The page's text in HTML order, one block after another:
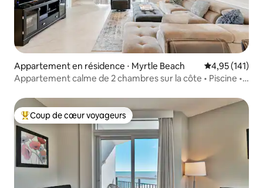
Appartement en résidence ⋅ Myrtle Beach Évaluation
4,95 (141)
Appartement calme de 2 chambres sur la côte • Piscine •
Coups de cœur voyageurs les plus appréciés
Coup de cœur voyageurs